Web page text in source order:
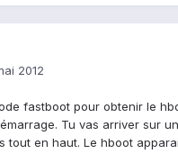
2012
fastboot pour obtenir le
Tu vas arriver sur
tout en haut. Le hboot